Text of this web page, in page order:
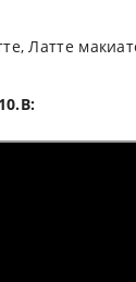
Латте